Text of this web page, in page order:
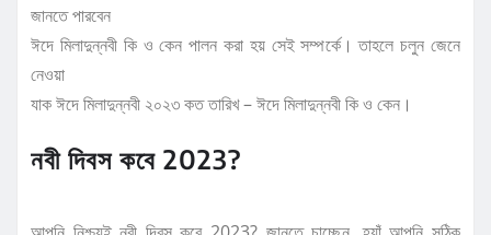
জানতে পারবেন
ঈদে মিলাদুন্নবী কি ও কেন পালন করা হয় সেই সম্পর্কে। তাহলে চলুন জেনে
নেওয়া
যাক ঈদে মিলাদুন্নবী ২০২৩ কত তারিখ – ঈদে মিলাদুন্নবী কি ও কেন।
নবী দিবস কবে 2023?